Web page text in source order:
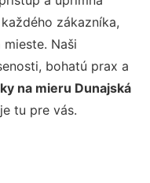
zákazníka,
Naši
bohatú prax a
na mieru Dunajská
tu pre vás.